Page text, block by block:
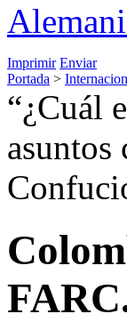
Imprimir Enviar
Portada >
“¿Cuál